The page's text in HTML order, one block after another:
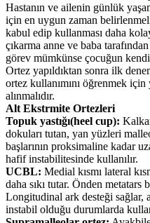
Hastanın ve ailenin günlük
için en uygun zaman
kabul edip kullanması daha
çıkarma anne ve baba
görev mümkünse çocuğun
Ortez yapıldıktan sonra ilk
ortez kullanımını öğrenmek
alınmalıdır.
Alt Ekstrmite Ortezleri
Topuk yastığı(heel cup):
dokuları tutan, yan yüzleri
başlarının proksimaline kadar
hafif instabilitesinde kullanılır.
UCBL: Medial kısmı lateral
daha sıkı tutar. Önden metatars
Longitudinal ark desteği sağlar,
instabil olduğu durumlarda